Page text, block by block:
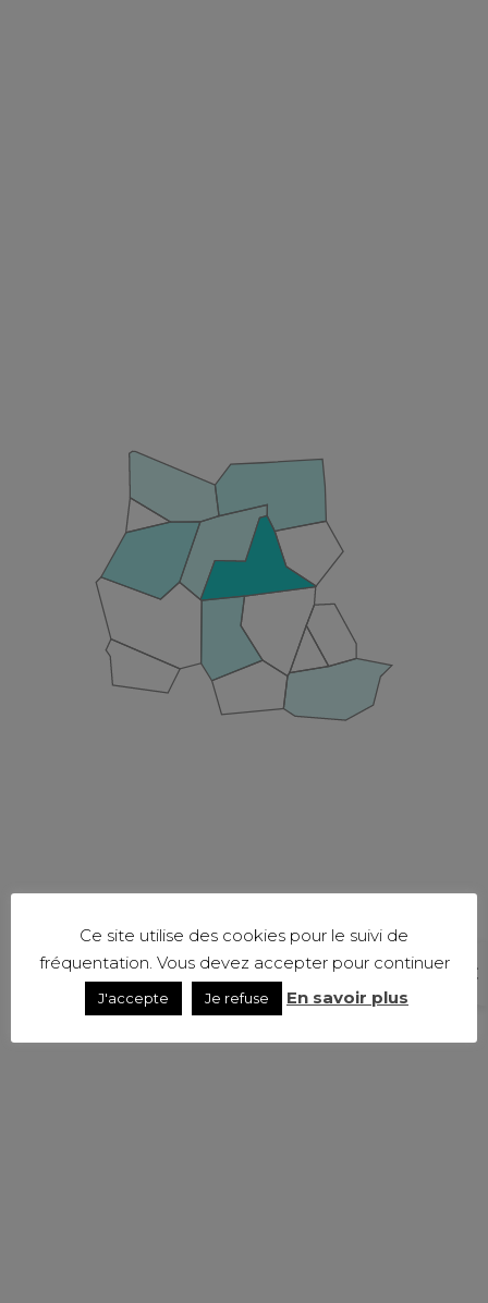
Ce site utilise des cookies pour le suivi de
fréquentation. Vous devez accepter pour continuer
J'accepte Je refuse En savoir plus